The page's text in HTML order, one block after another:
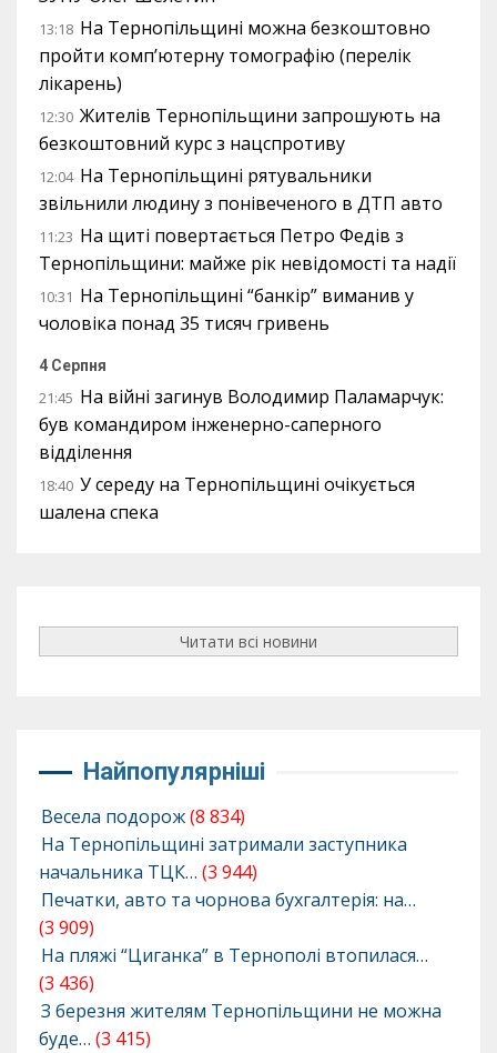
13:18 На Тернопільщині можна безкоштовно
пройти комп’ютерну томографію (перелік
лікарень)
12:30 Жителів Тернопільщини запрошують на
безкоштовний курс з нацспротиву
12:04 На Тернопільщині рятувальники
звільнили людину з понівеченого в ДТП авто
11:23 На щиті повертається Петро Федів з
Тернопільщини: майже рік невідомості та надії
10:31 На Тернопільщині “банкір” виманив у
чоловіка понад 35 тисяч гривень
4 Серпня
21:45 На війні загинув Володимир Паламарчук:
був командиром інженерно-саперного
відділення
18:40 У середу на Тернопільщині очікується
шалена спека
Читати всі новини
Найпопулярніші
Весела подорож(8 834)
На Тернопільщині затримали заступника
начальника ТЦК… (3 944)
Печатки, авто та чорнова бухгалтерія: на…
(3 909)
На пляжі “Циганка” в Тернополі втопилася…
(3 436)
З березня жителям Тернопільщини не можна
буде… (3 415)